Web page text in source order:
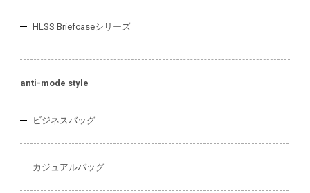
HLSS Briefcaseシリーズ
anti-mode style
ビジネスバッグ
カジュアルバッグ